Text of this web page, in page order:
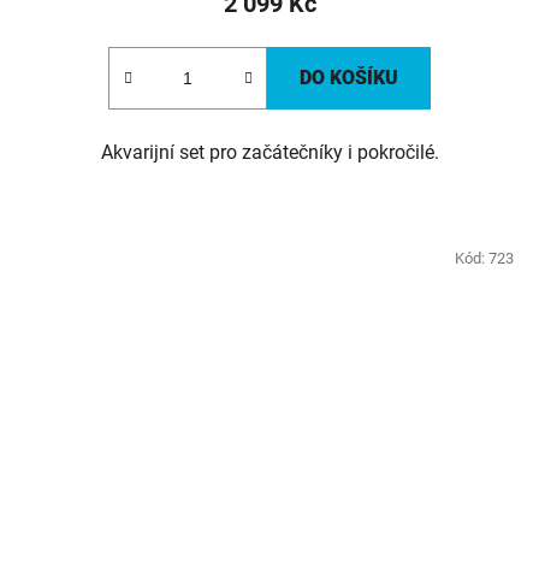
DO KOŠÍKU
Akvarijní set pro začátečníky i pokročilé.
Kód: 723